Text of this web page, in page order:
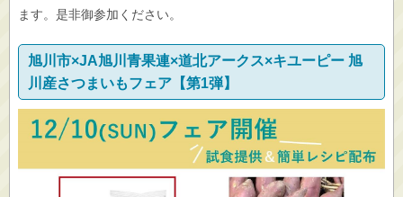
ます。是非御参加ください。
旭川市×JA旭川青果連×道北アークス×キユーピー 旭
川産さつまいもフェア【第1弾】